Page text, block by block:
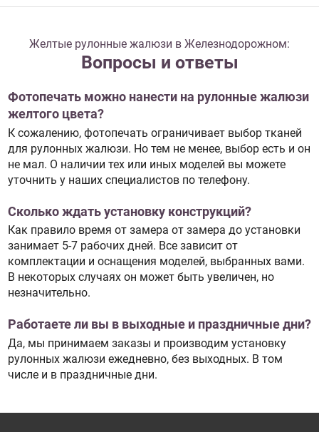
Желтые рулонные жалюзи в Железнодорожном:
Вопросы и ответы
Фотопечать можно нанести на рулонные жалюзи
желтого цвета?
К сожалению, фотопечать ограничивает выбор тканей
для рулонных жалюзи. Но тем не менее, выбор есть и он
не мал. О наличии тех или иных моделей вы можете
уточнить у наших специалистов по телефону.
Сколько ждать установку конструкций?
Как правило время от замера от замера до установки
занимает 5-7 рабочих дней. Все зависит от
комплектации и оснащения моделей, выбранных вами.
В некоторых случаях он может быть увеличен, но
незначительно.
Работаете ли вы в выходные и праздничные дни?
Да, мы принимаем заказы и производим установку
рулонных жалюзи ежедневно, без выходных. В том
числе и в праздничные дни.